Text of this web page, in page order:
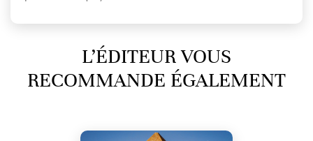
L’ÉDITEUR VOUS
RECOMMANDE ÉGALEMENT